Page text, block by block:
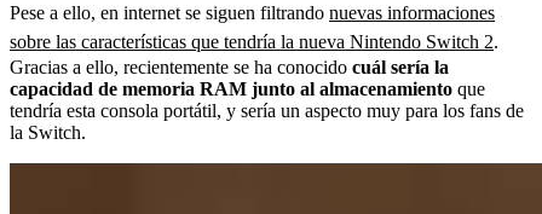
Pese a ello, en internet se siguen filtrando nuevas informaciones
sobre las características que tendría la nueva Nintendo Switch 2.
Gracias a ello, recientemente se ha conocido cuál sería la
capacidad de memoria RAM junto al almacenamiento que
tendría esta consola portátil, y sería un aspecto muy para los fans de
la Switch.